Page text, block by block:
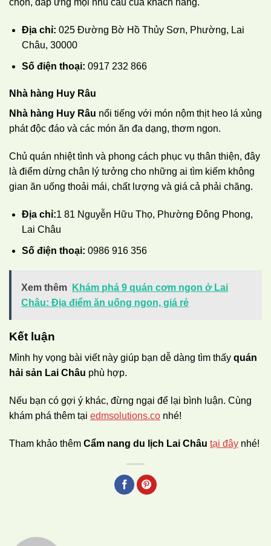
chọn, đáp ứng mọi nhu cầu của khách hàng.
Địa chỉ: 025 Đường Bờ Hồ Thủy Sơn, Phường, Lai
Châu, 30000
Số điện thoại: 0917 232 866
Nhà hàng Huy Râu
Nhà hàng Huy Râu nổi tiếng với món nộm thịt heo lá xủng
phát độc đáo và các món ăn đa dạng, thơm ngon.
Chủ quán nhiệt tình và phong cách phục vụ thân thiện, đây
là điểm dừng chân lý tưởng cho những ai tìm kiếm không
gian ăn uống thoải mái, chất lượng và giá cả phải chăng.
Địa chỉ:1 81 Nguyễn Hữu Thọ, Phường Đông Phong,
Lai Châu
Số điện thoại: 0986 916 356
Xem thêm
Khám phá 9 quán cơm ngon ở Lai
Châu: Địa điểm ăn uống ngon, giá rẻ
Kết luận
Mình hy vọng bài viết này giúp bạn dễ dàng tìm thấy quán
hải sản Lai Châu phù hợp.
Nếu bạn có gợi ý khác, đừng ngại để lại bình luận. Cùng
khám phá thêm tại edmsolutions.co nhé!
Tham khảo thêm Cẩm nang du lịch Lai Châu tại đây nhé!